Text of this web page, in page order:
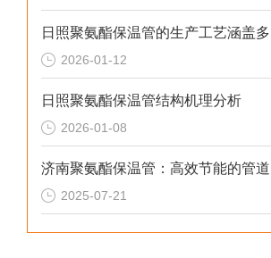
2026-01-12
日照聚氨酯保温管结构机理分析
2026-01-08
2025-07-21